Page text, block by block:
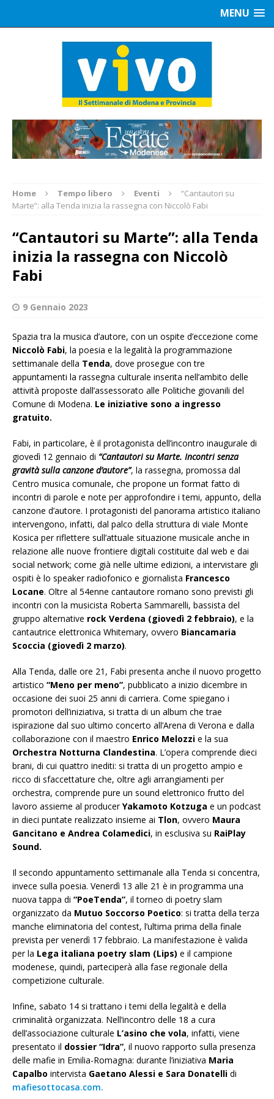
MENU
Home Tempo libero Eventi
“Cantautori su
Marte”: alla Tenda inizia la rassegna con Niccolò Fabi
“Cantautori su Marte”: alla Tenda
inizia la rassegna con Niccolò
Fabi
9 Gennaio 2023
Spazia tra la musica d’autore, con un ospite d’eccezione come
Niccolò Fabi, la poesia e la legalità la programmazione
settimanale della Tenda, dove prosegue con tre
appuntamenti la rassegna culturale inserita nell’ambito delle
attività proposte dall’assessorato alle Politiche giovanili del
Comune di Modena. Le iniziative sono a ingresso
gratuito.
Fabi, in particolare, è il protagonista dell’incontro inaugurale di
giovedì 12 gennaio di “Cantautori su Marte. Incontri senza
gravità sulla canzone d’autore”, la rassegna, promossa dal
Centro musica comunale, che propone un format fatto di
incontri di parole e note per approfondire i temi, appunto, della
canzone d’autore. I protagonisti del panorama artistico italiano
intervengono, infatti, dal palco della struttura di viale Monte
Kosica per riflettere sull’attuale situazione musicale anche in
relazione alle nuove frontiere digitali costituite dal web e dai
social network; come già nelle ultime edizioni, a intervistare gli
ospiti è lo speaker radiofonico e giornalista Francesco
Locane. Oltre al 54enne cantautore romano sono previsti gli
incontri con la musicista Roberta Sammarelli, bassista del
gruppo alternative rock Verdena (giovedì 2 febbraio), e la
cantautrice elettronica Whitemary, ovvero Biancamaria
Scoccia (giovedì 2 marzo).
Alla Tenda, dalle ore 21, Fabi presenta anche il nuovo progetto
artistico “Meno per meno”, pubblicato a inizio dicembre in
occasione dei suoi 25 anni di carriera. Come spiegano i
promotori dell’iniziativa, si tratta di un album che trae
ispirazione dal suo ultimo concerto all’Arena di Verona e dalla
collaborazione con il maestro Enrico Melozzi e la sua
Orchestra Notturna Clandestina. L’opera comprende dieci
brani, di cui quattro inediti: si tratta di un progetto ampio e
ricco di sfaccettature che, oltre agli arrangiamenti per
orchestra, comprende pure un sound elettronico frutto del
lavoro assieme al producerYakamoto Kotzuga e un podcast
in dieci puntate realizzato insieme ai Tlon, ovvero Maura
Gancitano e Andrea Colamedici, in esclusiva su RaiPlay
Sound.
Il secondo appuntamento settimanale alla Tenda si concentra,
invece sulla poesia. Venerdì 13 alle 21 è in programma una
nuova tappa di “PoeTenda”, il torneo di poetry slam
organizzato da Mutuo Soccorso Poetico: si tratta della terza
manche eliminatoria del contest, l’ultima prima della finale
prevista per venerdì 17 febbraio. La manifestazione è valida
per la Lega italiana poetry slam (Lips) e il campione
modenese, quindi, parteciperà alla fase regionale della
competizione culturale.
Infine, sabato 14 si trattano i temi della legalità e della
criminalità organizzata. Nell’incontro delle 18 a cura
dell’associazione culturale L’asino che vola, infatti, viene
presentato il dossier “Idra”, il nuovo rapporto sulla presenza
delle mafie in Emilia-Romagna: durante l’iniziativa Maria
Capalbo intervista Gaetano Alessi e Sara Donatelli di
mafiesottocasa.com.